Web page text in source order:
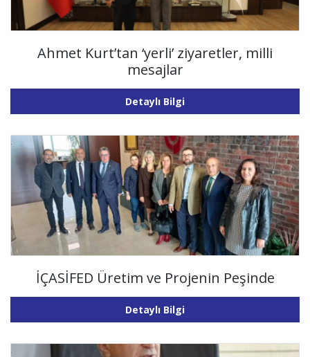
Ahmet Kurt’tan ‘yerli’ ziyaretler, milli
mesajlar
Detaylı Bilgi
İÇASİFED Üretim ve Projenin Peşinde
Detaylı Bilgi